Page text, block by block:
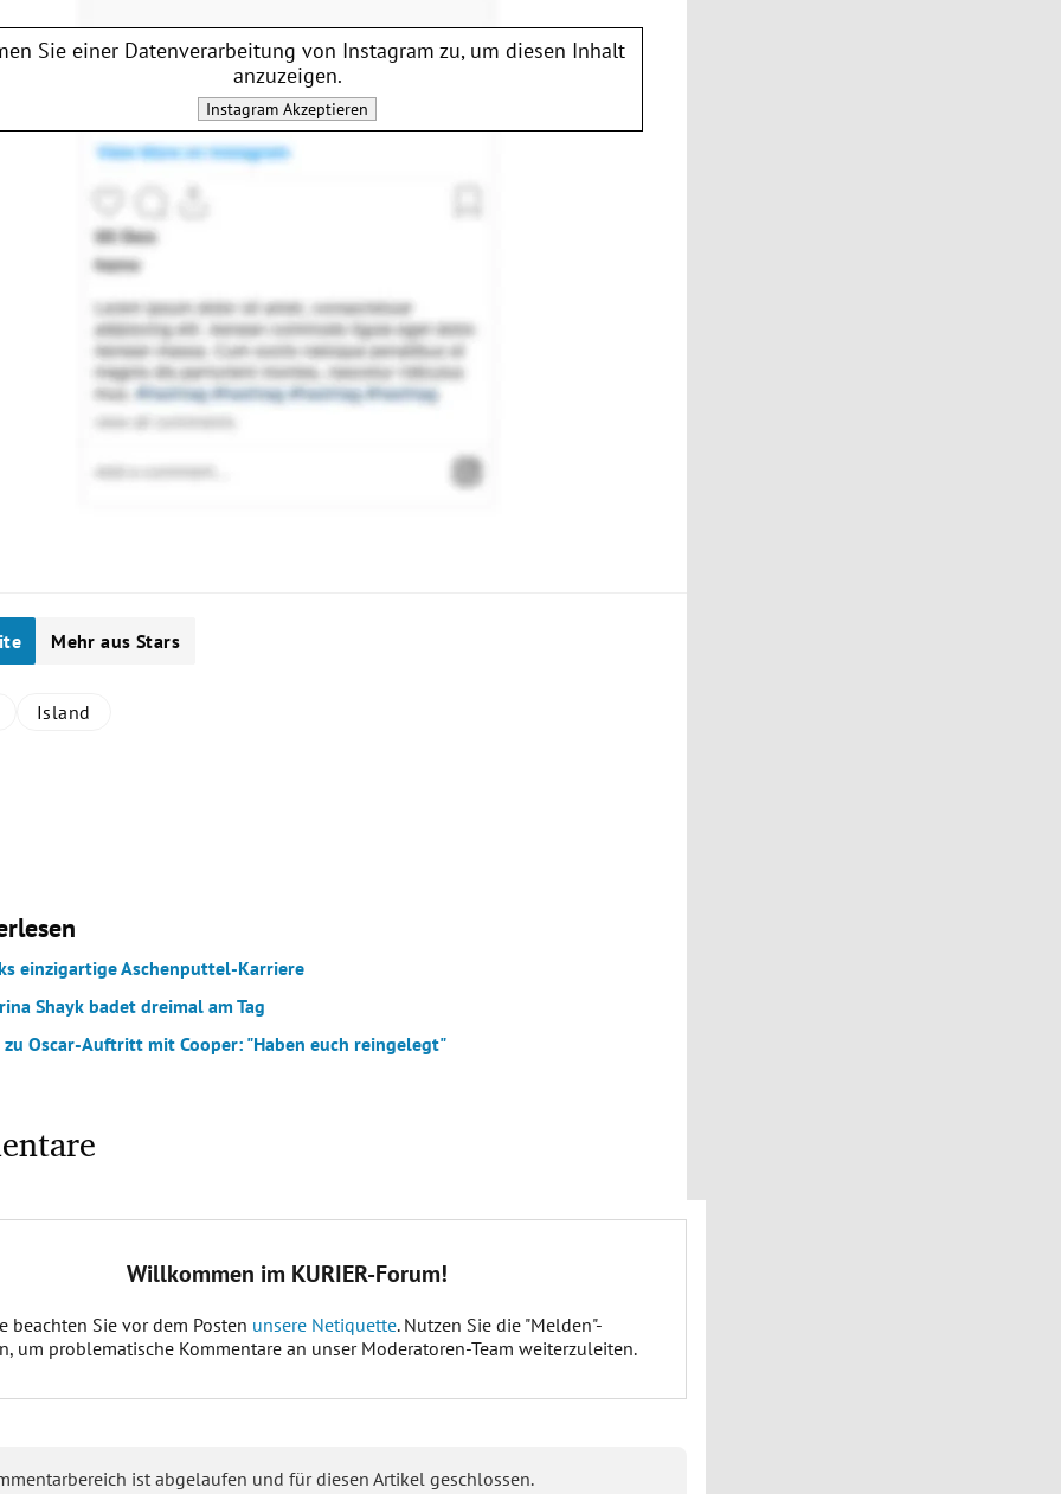
Sie einer Datenverarbeitung von Instagram zu, um diesen Inhalt
anzuzeigen.
Instagram Akzeptieren
Mehr aus Stars
Island
einzigartige Aschenputtel-Karriere
Shayk badet dreimal am Tag
zu Oscar-Auftritt mit Cooper: "Haben euch reingelegt"